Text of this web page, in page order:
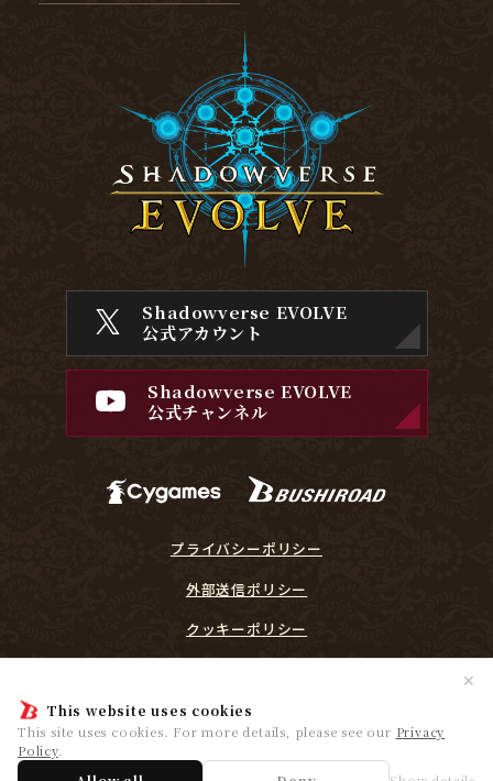
This website uses cookies
This site uses cookies. For more details, please see our Privacy
Policy.
✕
Shadowverse EVOLVE
公式アカウント
Shadowverse EVOLVE
公式チャンネル
プライバシーポリシー
外部送信ポリシー
クッキーポリシー
プレイヤーリスペクト宣言
© Cygames, Inc. ©Bushiroad